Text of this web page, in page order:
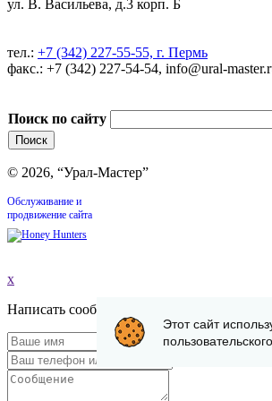
ул. В. Васильева, д.3 корп. Б
тел.: +7 (342) 227-55-55, г. Пермь
факс.: +7 (342) 227-54-54, info@ural-
Поиск по сайту
© 2026, “Урал-Мастер”
Обслуживание и
продвижение сайта
x
Написать сообщение
Этот сайт